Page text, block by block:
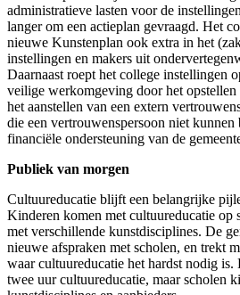
administratieve lasten voor de
langer om een actieplan gevraagd. Het
nieuwe Kunstenplan ook extra in het
instellingen en makers uit
Daarnaast roept het college instellingen
veilige werkomgeving door het opstellen
het aanstellen van een extern
die een vertrouwenspersoon niet
financiële ondersteuning van de
Publiek van morgen
Cultuureducatie blijft een belangrijke
Kinderen komen met cultuureducatie op
met verschillende kunstdisciplines. De
nieuwe afspraken met scholen, en trekt
waar cultuureducatie het hardst nodig
twee uur cultuureducatie, maar scholen